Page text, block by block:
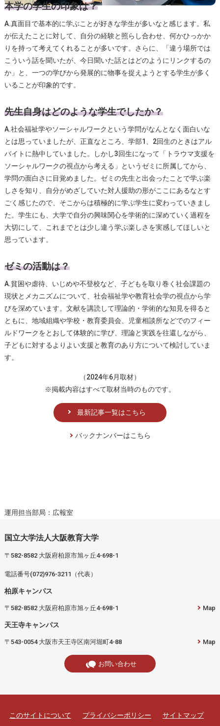
本学の学生の印象は？
A.真面目で基本的に学ぶことが好きな学生が多いなと感じます。私
が伝えたことに対して、自分の経験と照らし合わせ、何かひっかか
りを持って考えてくれることが多いです。さらに、「違う場所では
こういう話を聞いたが、今日聞いた話とはどのようにリンクするの
か」と、一つの学びから発展的に物事を捉えようとする学生が多く
いることが印象的です。
先生自身はどのような学生でしたか？
A.社会福祉学やソーシャルワークという学問がなんとなく面白いな
とは思っていましたが、正直なところ、学部1、2回生のときはアル
バイトに熱中していました。しかし3回生になって「トラウマ支援を
ソーシャルワークの視点から考える」というゼミに所属してから、
学問の面白さに目覚めました。ゼミの先生と出会ったことで学ぶ楽
しさを知り、自分がめざしていた対人援助の形がここにあるなとす
ごく感じたので、そこからは積極的に学ぶ学生に変わっていきまし
た。学生にも、大学で自分の興味関心を学術的に深めていく過程を
大切にして、これまでとは少し違う学ぶ楽しさを実感してほしいと
思っています。
ゼミの活動は？
A.貧困や虐待、いじめや不登校など、子どもを取り巻く社会課題の
現状とメカニズムについて、社会福祉学や教育社会学の視点から学
びを深めています。文献を講読して理論的・学術的な知見を得ると
ともに、地域組織や学校・教育委員会、児童相談所などでのフィー
ルドワークをとおして体験的に学び、理論と実践を往還しながら、
子どもに対するよりよい支援と教育のあり方について検討していま
す。
（2024年6月取材）
※掲載内容はすべて取材当時のものです。
最新記事一覧はこちら
バックナンバーはこちら
運用担当部局：広報室
国立大学法人大阪教育大学
〒582-8582 大阪府柏原市旭ヶ丘4-698-1
電話番号(072)976-3211（代表）
柏原キャンパス
〒582-8582 大阪府柏原市旭ヶ丘4-698-1 Map
天王寺キャンパス
〒543-0054 大阪市天王寺区南河堀町4-88 Map
お問い合わせ
このサイトについて プライバシーポリシー サイトマップ